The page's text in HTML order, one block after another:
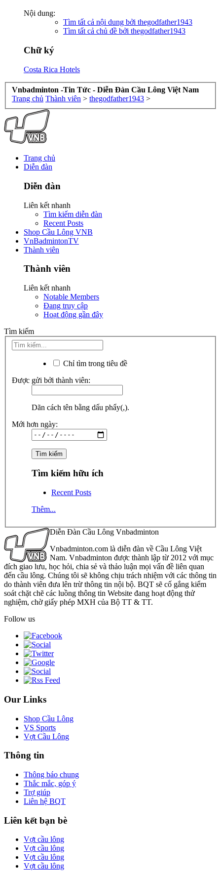
Nội dung:
Tìm tất cả nội dung bởi thegodfather1943
Tìm tất cả chủ đề bởi thegodfather1943
Chữ ký
Costa Rica Hotels
Vnbadminton -Tin Tức - Diễn Đàn Cầu Lông Việt Nam
Trang chủ Thành viên > thegodfather1943 >
Trang chủ
Diễn đàn
Diễn đàn
Liên kết nhanh
Tìm kiếm diễn đàn
Recent Posts
Shop Cầu Lông VNB
VnBadmintonTV
Thành viên
Thành viên
Liên kết nhanh
Notable Members
Đang truy cập
Hoạt động gần đây
Tìm kiếm
Chỉ tìm trong tiêu đề
Được gửi bởi thành viên:
Dãn cách tên bằng dấu phẩy(,).
Mới hơn ngày:
Tìm kiếm hữu ích
Recent Posts
Thêm...
Diễn Đàn Cầu Lông Vnbadminton
Vnbadminton.com là diễn đàn về Cầu Lông Việt
Nam. Vnbadminton được thành lập từ 2012 với mục
đích giao lưu, học hỏi, chia sẻ và thảo luận mọi vấn đề liên quan
đến cầu lông. Chúng tôi sẽ không chịu trách nhiệm với các thông tin
do thành viên đưa lên trừ thông tin nội bộ. BQT sẽ cố gắng kiểm
soát chặt chẽ các luồng thông tin Website đang hoạt động thử
nghiệm, chờ giấy phép MXH của Bộ TT & TT.
Follow us
Our Links
Shop Cầu Lông
VS Sports
Vợt Cầu Lông
Thông tin
Thông báo chung
Thắc mắc, góp ý
Trợ giúp
Liên hệ BQT
Liên kết bạn bè
Vợt cầu lông
Vợt cầu lông
Vợt cầu lông
Vợt cầu lông